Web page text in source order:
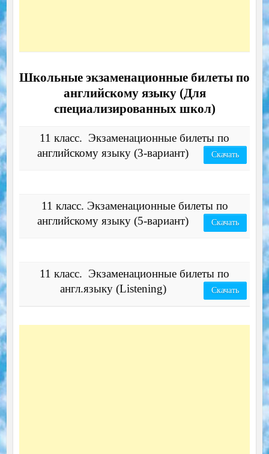
Школьные экзаменационные билеты по
английскому языку (Для
специализированных школ)
11 класс. Экзаменационные билеты по
английскому языку (3-вариант)
Скачать
11 класс. Экзаменационные билеты по
английскому языку (5-вариант)
Скачать
11 класс. Экзаменационные билеты по
англ.языку (Listening)
Скачать